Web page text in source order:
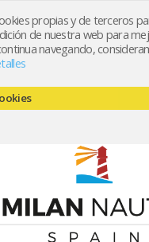
propias y de terceros
de nuestra web para
navegando,
Registrarse Mi cuenta
666521122 //